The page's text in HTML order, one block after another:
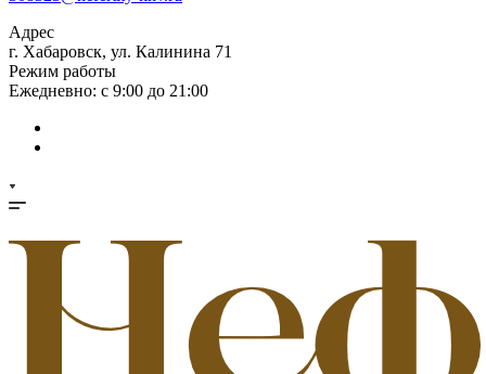
Адрес
г. Хабаровск, ул. Калинина 71
Режим работы
Ежедневно: с 9:00 до 21:00